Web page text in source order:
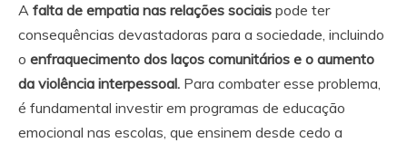
A falta de empatia nas relações sociais pode ter
consequências devastadoras para a sociedade, incluindo
o enfraquecimento dos laços comunitários e o aumento
da violência interpessoal. Para combater esse problema,
é fundamental investir em programas de educação
emocional nas escolas, que ensinem desde cedo a